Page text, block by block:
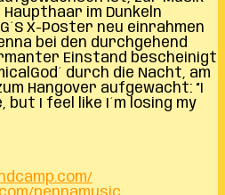
im Dunkeln
X-Poster neu einrahmen
bei den durchgehend
Einstand bescheinigt
durch die Nacht, am
Hangover aufgewacht: “I
I feel like I´m losing my